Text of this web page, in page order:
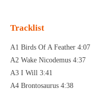
Tracklist
A1 Birds Of A Feather 4:07
A2 Wake Nicodemus 4:37
A3 I Will 3:41
A4 Brontosaurus 4:38